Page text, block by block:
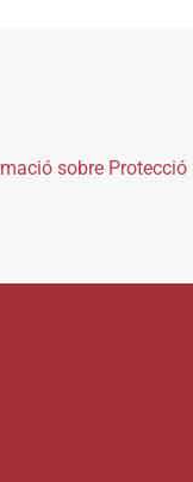
sobre Protecció